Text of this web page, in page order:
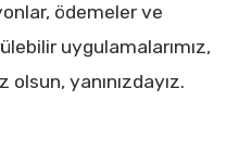
ödemeler ve
uygulamalarımız,
yanınızdayız.